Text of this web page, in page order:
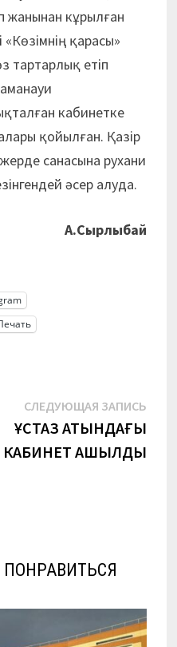
жанынан кұрылған
қарасы»
тартарлық етіп
кабинетке
қойылған. Қазір
санасына рухани
әсер алуда.
А.Сырлыбай
СЛЕДУЮЩАЯ ЗАПИСЬ
ҰСТАЗ АТЫНДАҒЫ
КАБИНЕТ АШЫЛДЫ